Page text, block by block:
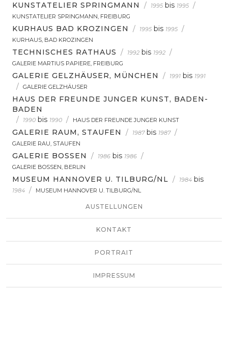
KUNSTATELIER SPRINGMANN / 1995 bis 1995 /
KUNSTATELIER SPRINGMANN, FREIBURG
KURHAUS BAD KROZINGEN / 1995 bis 1995 /
KURHAUS, BAD KROZINGEN
TECHNISCHES RATHAUS / 1992 bis 1992 /
GALERIE MARTIUS PAPIERE, FREIBURG
GALERIE GELZHÄUSER, MÜNCHEN / 1991 bis 1991
/ GALERIE GELZHÄUSER
HAUS DER FREUNDE JUNGER KUNST, BADEN-
BADEN
/
1990 bis 1990 / HAUS DER FREUNDE JUNGER KUNST
GALERIE RAUM, STAUFEN / 1987 bis 1987 /
GALERIE RAU, STAUFEN
GALERIE BOSSEN / 1986 bis 1986 /
GALERIE BOSSEN, BERLIN
MUSEUM HANNOVER U. TILBURG/NL / 1984 bis
1984 / MUSEUM HANNOVER U. TILBURG/NL
AUSTELLUNGEN
KONTAKT
PORTRAIT
IMPRESSUM